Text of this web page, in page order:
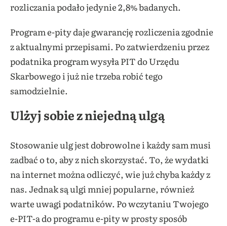
rozliczania podało jedynie 2,8% badanych.
Program e-pity daje gwarancję rozliczenia zgodnie
z aktualnymi przepisami. Po zatwierdzeniu przez
podatnika program wysyła PIT do Urzędu
Skarbowego i już nie trzeba robić tego
samodzielnie.
Ulżyj sobie z niejedną ulgą
Stosowanie ulg jest dobrowolne i każdy sam musi
zadbać o to, aby z nich skorzystać. To, że wydatki
na internet można odliczyć, wie już chyba każdy z
nas. Jednak są ulgi mniej popularne, również
warte uwagi podatników. Po wczytaniu Twojego
e-PIT-a do programu e-pity w prosty sposób